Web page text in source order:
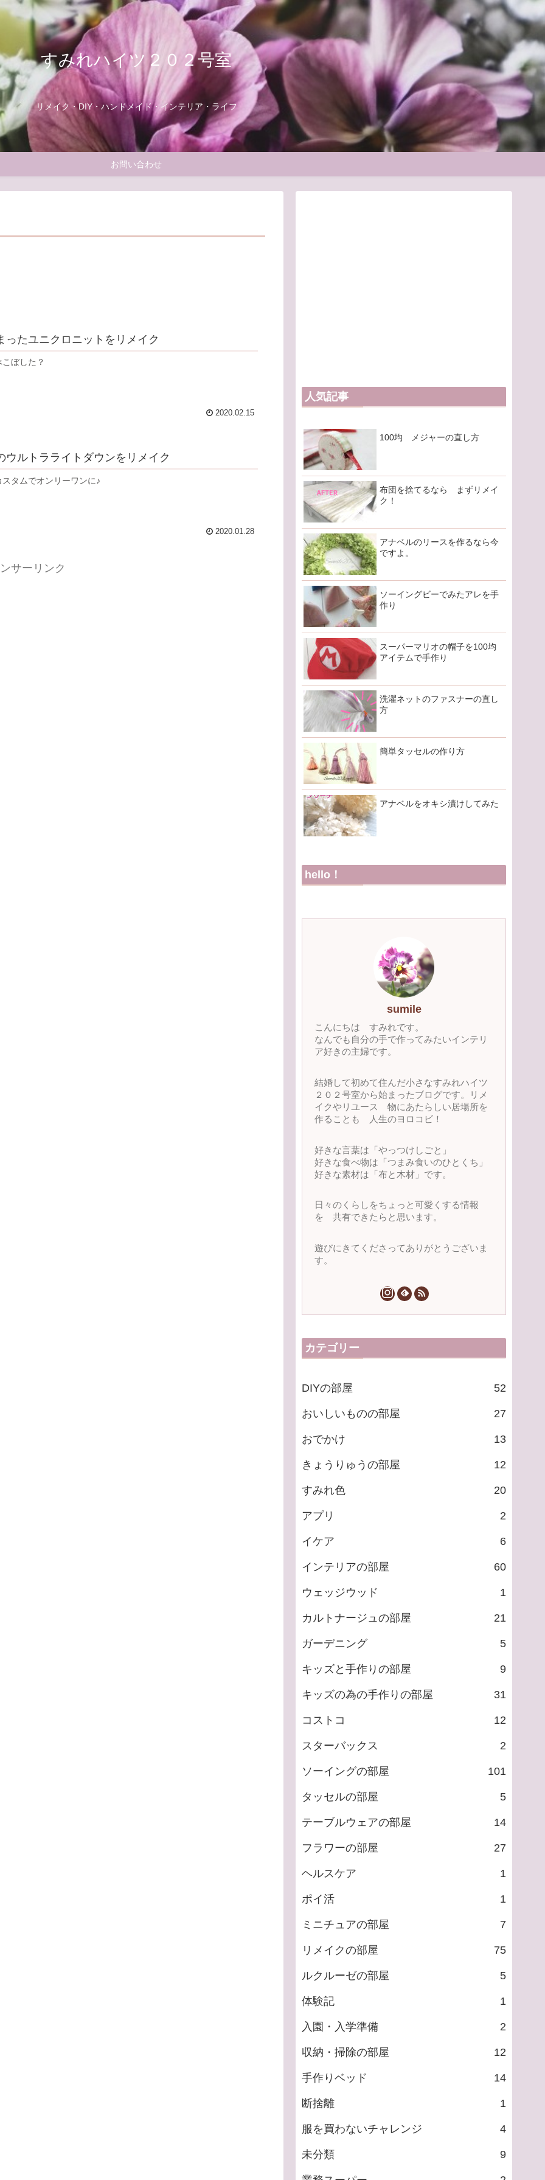
すみれハイツ２０２号室
リメイク・DIY・ハンドメイド・インテリア・ライフ
お問い合わせ
ったユニクロニットをリメイク
ぼした？
2020.02.15
ウルトラライトダウンをリメイク
タムでオンリーワンに♪
2020.01.28
サーリンク
人気記事
100均 メジャーの直し方
布団を捨てるなら まずリメイ
ク！
アナベルのリースを作るなら今
ですよ。
ソーイングビーでみたアレを手
作り
スーパーマリオの帽子を100均
アイテムで手作り
洗濯ネットのファスナーの直し
方
簡単タッセルの作り方
アナベルをオキシ漬けしてみた
hello！
sumile
こんにちは すみれです。
なんでも自分の手で作ってみたいインテリ
ア好きの主婦です。
結婚して初めて住んだ小さなすみれハイツ
２０２号室から始まったブログです。リメ
イクやリユース 物にあたらしい居場所を
作ることも 人生のヨロコビ！
好きな言葉は「やっつけしごと」
好きな食べ物は「つまみ食いのひとくち」
好きな素材は「布と木材」です。
日々のくらしをちょっと可愛くする情報
を 共有できたらと思います。
遊びにきてくださってありがとうございま
す。
カテゴリー
DIYの部屋 52
おいしいものの部屋 27
おでかけ 13
きょうりゅうの部屋 12
すみれ色 20
アプリ 2
イケア 6
インテリアの部屋 60
ウェッジウッド 1
カルトナージュの部屋 21
ガーデニング 5
キッズと手作りの部屋 9
キッズの為の手作りの部屋 31
コストコ 12
スターバックス 2
ソーイングの部屋 101
タッセルの部屋 5
テーブルウェアの部屋 14
フラワーの部屋 27
ヘルスケア 1
ポイ活 1
ミニチュアの部屋 7
リメイクの部屋 75
ルクルーゼの部屋 5
体験記 1
入園・入学準備 2
収納・掃除の部屋 12
手作りベッド 14
断捨離 1
服を買わないチャレンジ 4
未分類 9